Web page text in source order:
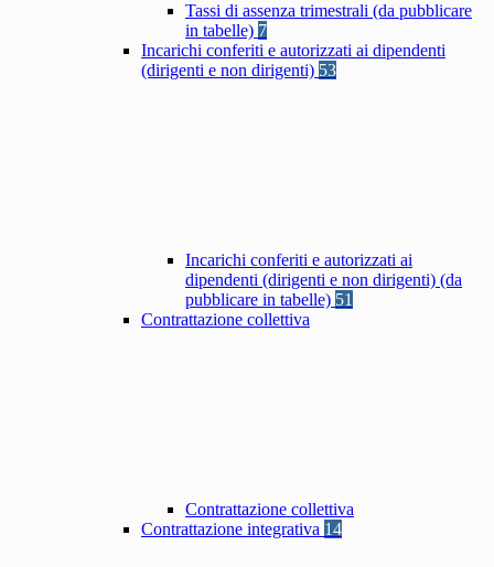
Tassi di assenza trimestrali (da pubblicare
in tabelle) 7
Incarichi conferiti e autorizzati ai dipendenti
(dirigenti e non dirigenti) 53
Incarichi conferiti e autorizzati ai
dipendenti (dirigenti e non dirigenti) (da
pubblicare in tabelle) 51
Contrattazione collettiva
Contrattazione collettiva
Contrattazione integrativa 14